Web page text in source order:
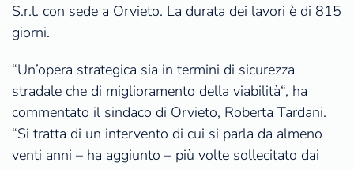
S.r.l. con sede a Orvieto. La durata dei lavori è di 815
giorni.
“Un’opera strategica sia in termini di sicurezza
stradale che di miglioramento della viabilità“, ha
commentato il sindaco di Orvieto, Roberta Tardani.
“Si tratta di un intervento di cui si parla da almeno
venti anni – ha aggiunto – più volte sollecitato dai